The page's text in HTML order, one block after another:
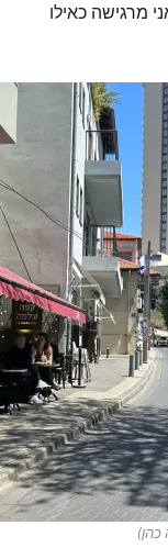
מרגישה כאילו
כהן)